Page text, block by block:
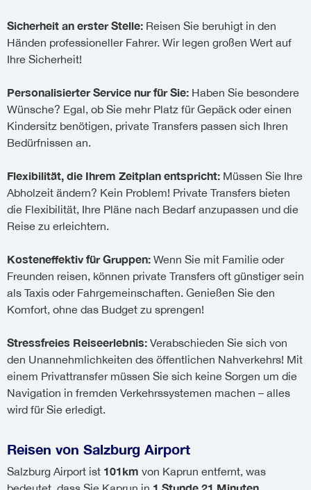
Sicherheit an erster Stelle: Reisen Sie beruhigt in den
Händen professioneller Fahrer. Wir legen großen Wert auf
Ihre Sicherheit!
Personalisierter Service nur für Sie: Haben Sie besondere
Wünsche? Egal, ob Sie mehr Platz für Gepäck oder einen
Kindersitz benötigen, private Transfers passen sich Ihren
Bedürfnissen an.
Flexibilität, die Ihrem Zeitplan entspricht: Müssen Sie Ihre
Abholzeit ändern? Kein Problem! Private Transfers bieten
die Flexibilität, Ihre Pläne nach Bedarf anzupassen und die
Reise zu erleichtern.
Kosteneffektiv für Gruppen: Wenn Sie mit Familie oder
Freunden reisen, können private Transfers oft günstiger sein
als Taxis oder Fahrgemeinschaften. Genießen Sie den
Komfort, ohne das Budget zu sprengen!
Stressfreies Reiseerlebnis: Verabschieden Sie sich von
den Unannehmlichkeiten des öffentlichen Nahverkehrs! Mit
einem Privattransfer müssen Sie sich keine Sorgen um die
Navigation in fremden Verkehrssystemen machen – alles
wird für Sie erledigt.
Reisen von Salzburg Airport
Salzburg Airport ist 101km von Kaprun entfernt, was